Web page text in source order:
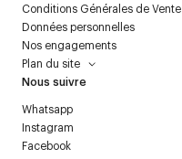
Conditions Générales de Vente
Données personnelles
Nos engagements
Plan du site
Nous suivre
Whatsapp
Instagram
Facebook